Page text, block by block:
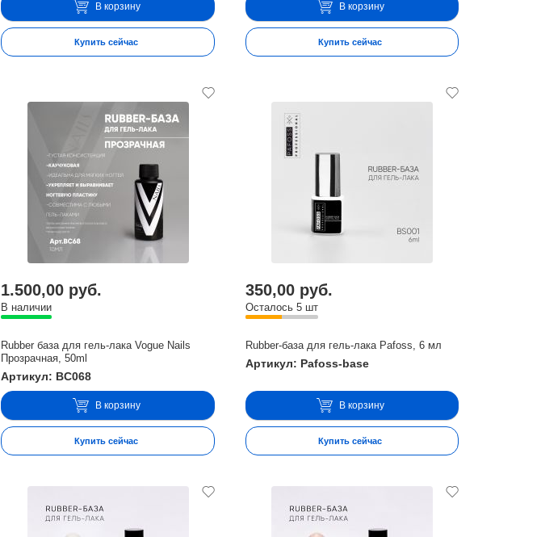
В корзину
Купить сейчас
В корзину
Купить сейчас
1.500,00 руб.
В наличии
Rubber база для гель-лака Vogue Nails
Прозрачная, 50ml
Артикул: BC068
В корзину
Купить сейчас
350,00 руб.
Осталось 5 шт
Rubber-база для гель-лака Pafoss, 6 мл
Артикул: Pafoss-base
В корзину
Купить сейчас